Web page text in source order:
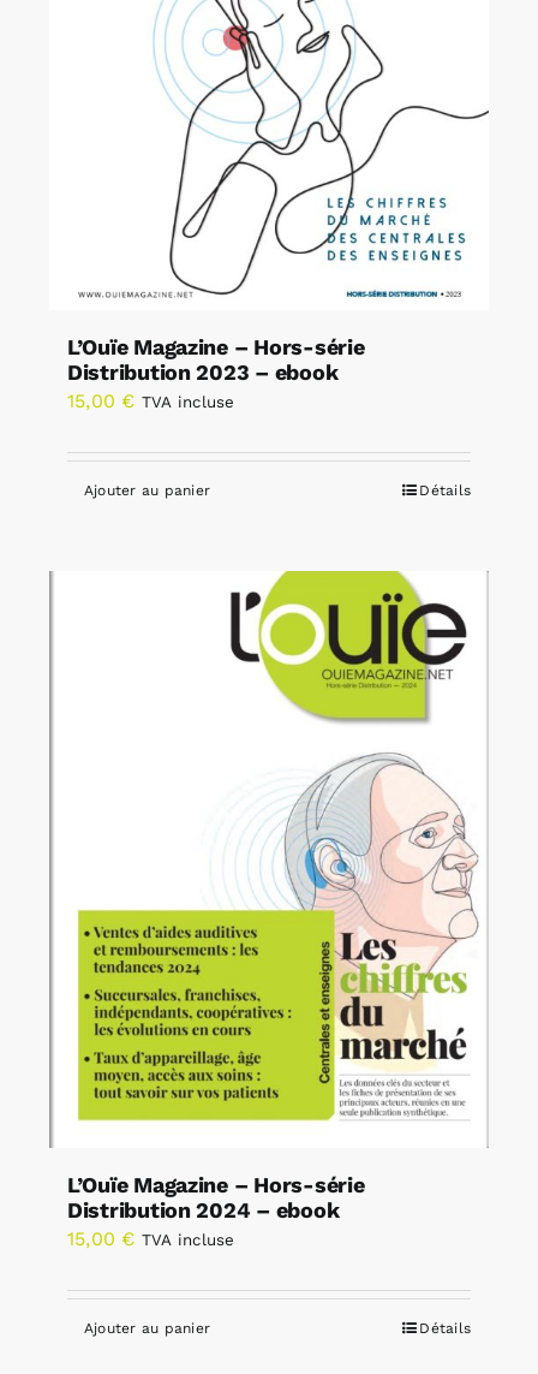
L’Ouïe Magazine – Hors-série
Distribution 2023 – ebook
15,00 € TVA incluse
Ajouter au panier Détails
L’Ouïe Magazine – Hors-série
Distribution 2024 – ebook
15,00 € TVA incluse
Ajouter au panier Détails